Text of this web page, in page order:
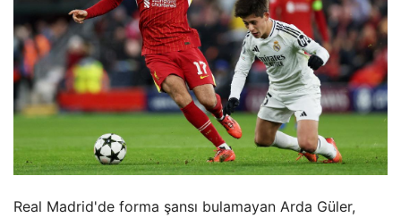
Real Madrid'de forma şansı bulamayan Arda Güler,